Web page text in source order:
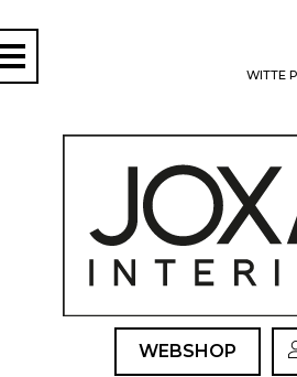
WITTE
WEBSHOP